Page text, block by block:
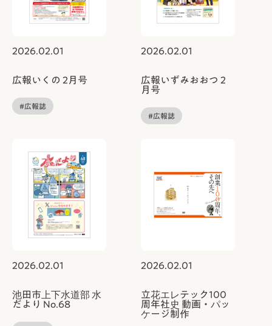
2026.02.01
広報いくの 2月号
#広報誌
2026.02.01
広報いずみおおつ 2
月号
#広報誌
2026.02.01
池田市上下水道部 水
だより No.68
2026.02.01
立花エレテック100
周年社史 動画・パッ
ケージ制作